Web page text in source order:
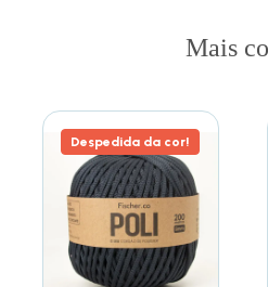
Mais
Despedida da cor!